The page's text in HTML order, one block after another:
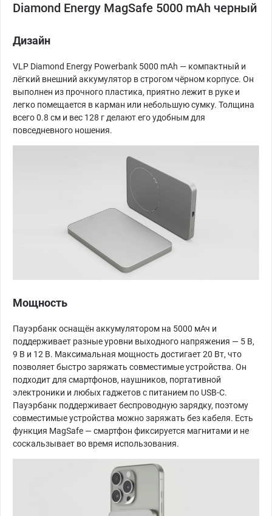
Diamond Energy MagSafe 5000 mAh черный
Дизайн
VLP Diamond Energy Powerbank 5000 mAh — компактный и
лёгкий внешний аккумулятор в строгом чёрном корпусе. Он
выполнен из прочного пластика, приятно лежит в руке и
легко помещается в карман или небольшую сумку. Толщина
всего 0.8 см и вес 128 г делают его удобным для
повседневного ношения.
Мощность
Пауэрбанк оснащён аккумулятором на 5000 мАч и
поддерживает разные уровни выходного напряжения — 5 В,
9 В и 12 В. Максимальная мощность достигает 20 Вт, что
позволяет быстро заряжать совместимые устройства. Он
подходит для смартфонов, наушников, портативной
электроники и любых гаджетов с питанием по USB-C.
Пауэрбанк поддерживает беспроводную зарядку, поэтому
совместимые устройства можно заряжать без кабеля. Есть
функция MagSafe — смартфон фиксируется магнитами и не
соскальзывает во время использования.